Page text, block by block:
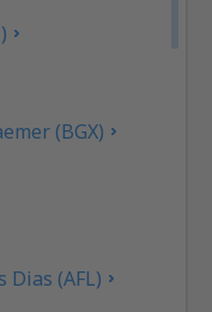
(BGX)
Dias (AFL)